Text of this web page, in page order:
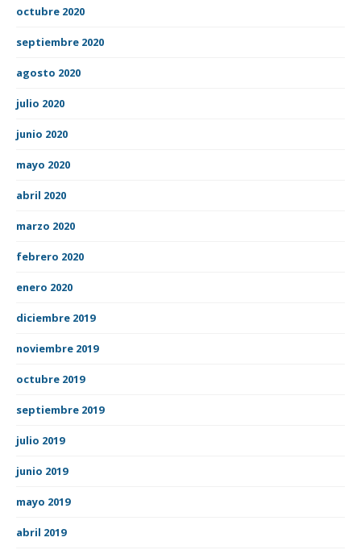
octubre 2020
septiembre 2020
agosto 2020
julio 2020
junio 2020
mayo 2020
abril 2020
marzo 2020
febrero 2020
enero 2020
diciembre 2019
noviembre 2019
octubre 2019
septiembre 2019
julio 2019
junio 2019
mayo 2019
abril 2019